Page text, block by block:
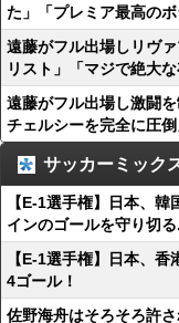
た」「プレミア最高の
遠藤がフル出場しリヴ
リスト」「マジで絶大
遠藤がフル出場し激闘
チェルシーを完全に圧
サッカーミック
【E-1選手権】日本、
インのゴールを守り切る
【E-1選手権】日本、
4ゴール！
佐野海舟はそろそろ許